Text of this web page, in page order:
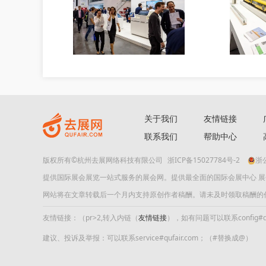
关于我们
联系我们
友情链接
帮助中心
版权所有©杭州去展网络科技有限公司 浙ICP备15027784号-2
浙
提供国际展会展览一站式服务的展会网。提供最全面的国际会展中心
网站将在文章转载后一个月内支持原创作者稿酬。请未及时领取稿酬
友情链接：（pr>2,转入内链（友情链接），如有问题可以联系
建议、投诉及举报：可以联系service#qufair.com；（#替换成@）